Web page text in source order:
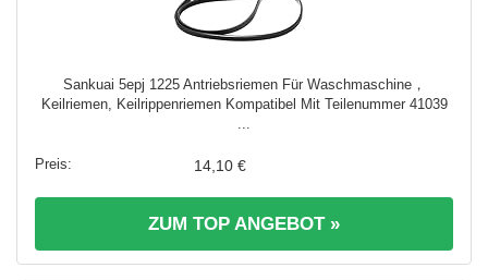
Sankuai 5epj 1225 Antriebsriemen Für Waschmaschine，
Keilriemen, Keilrippenriemen Kompatibel Mit Teilenummer 41039
14,10 €
ZUM TOP ANGEBOT »